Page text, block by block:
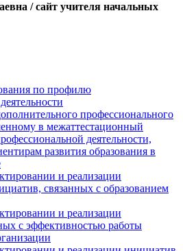
/ сайт учителя начальных
по профилю
профессионального
в межаттестационный
деятельности,
развития образования в
и реализации
связанных с образованием
и реализации
с эффективностью работы